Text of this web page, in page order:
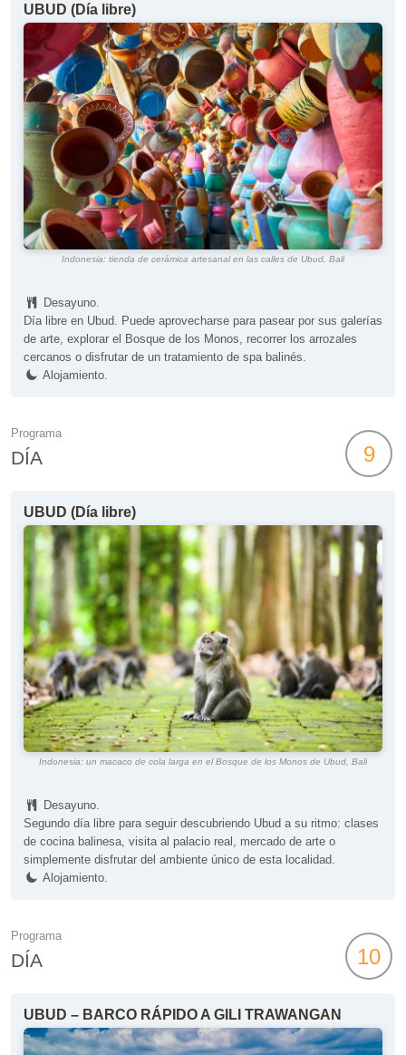
UBUD (Día libre)
Indonesia: tienda de cerámica artesanal en las calles de Ubud, Bali
Desayuno.
Día libre en Ubud. Puede aprovecharse para pasear por sus galerías
de arte, explorar el Bosque de los Monos, recorrer los arrozales
cercanos o disfrutar de un tratamiento de spa balinés.
Alojamiento.
Programa
DÍA 9
UBUD (Día libre)
Indonesia: un macaco de cola larga en el Bosque de los Monos de Ubud, Bali
Desayuno.
Segundo día libre para seguir descubriendo Ubud a su ritmo: clases
de cocina balinesa, visita al palacio real, mercado de arte o
simplemente disfrutar del ambiente único de esta localidad.
Alojamiento.
Programa
DÍA 10
UBUD – BARCO RÁPIDO A GILI TRAWANGAN